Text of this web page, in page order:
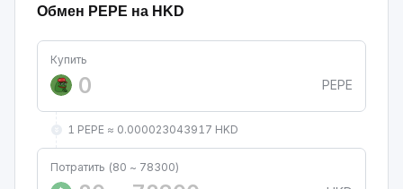
Обмен PEPE на HKD
Купить
PEPE
1 PEPE ≈ 0.000023043917 HKD
Потратить (80 ~ 78300)